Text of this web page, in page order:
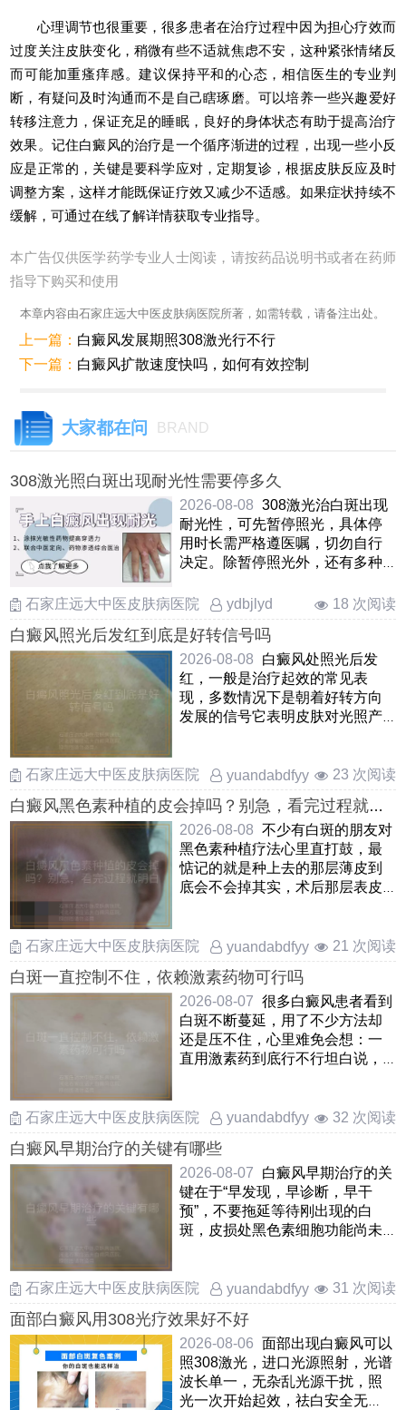
心理调节也很重要，很多患者在治疗过程中因为担心疗效而
过度关注皮肤变化，稍微有些不适就焦虑不安，这种紧张情绪反
而可能加重瘙痒感。建议保持平和的心态，相信医生的专业判
断，有疑问及时沟通而不是自己瞎琢磨。可以培养一些兴趣爱好
转移注意力，保证充足的睡眠，良好的身体状态有助于提高治疗
效果。记住白癜风的治疗是一个循序渐进的过程，出现一些小反
应是正常的，关键是要科学应对，定期复诊，根据皮肤反应及时
调整方案，这样才能既保证疗效又减少不适感。如果症状持续不
缓解，可通过在线了解详情获取专业指导。
本广告仅供医学药学专业人士阅读，请按药品说明书或者在药师
指导下购买和使用
本章内容由石家庄远大中医皮肤病医院所著，如需转载，请备注出处。
上一篇： 白癜风发展期照308激光行不行
下一篇： 白癜风扩散速度快吗，如何有效控制
大家都在问 BRAND
308激光照白斑出现耐光性需要停多久
2026-08-08 308激光治白斑出现
耐光性，可先暂停照光，具体停
用时长需严格遵医嘱，切勿自行
决定。除暂停照光外，还有多种
……
石家庄远大中医皮肤病医院 ydbjlyd 18 次阅读
白癜风照光后发红到底是好转信号吗
2026-08-08
白癜风处照光后发
红，一般是治疗起效的常见表
现，多数情况下是朝着好转方向
发展的信号它表明皮肤对光照产
石家庄远大中医皮肤病医院
yuandabdfyy 23 次阅读
白癜风黑色素种植的皮会掉吗？别急，看完过程就明
白
2026-08-08 不少有白斑的朋友对
黑色素种植疗法心里直打鼓，最
惦记的就是种上去的那层薄皮到
底会不会掉其实，术后那层表皮
石家庄远大中医皮肤病医院 yuandabdfyy 21 次阅读
白斑一直控制不住，依赖激素药物可行吗
2026-08-07 很多白癜风患者看到
白斑不断蔓延，用了不少方法却
还是压不住，心里难免会想：一
直用激素药到底行不行坦白说，
石家庄远大中医皮肤病医院
yuandabdfyy 32 次阅读
白癜风早期治疗的关键有哪些
2026-08-07
白癜风早期治疗的关
键在于“早发现，早诊断，早干
预”，不要拖延等待刚出现的白
斑，皮损处黑色素细胞功能尚未
石家庄远大中医皮肤病医院
yuandabdfyy 31 次阅读
面部白癜风用308光疗效果好不好
2026-08-06 面部出现白癜风可以
照308激光，进口光源照射，光谱
波长单一，无杂乱光源干扰，照
光一次开始起效，祛白安全无